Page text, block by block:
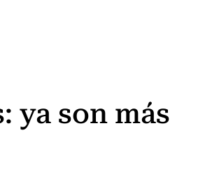
ya son más